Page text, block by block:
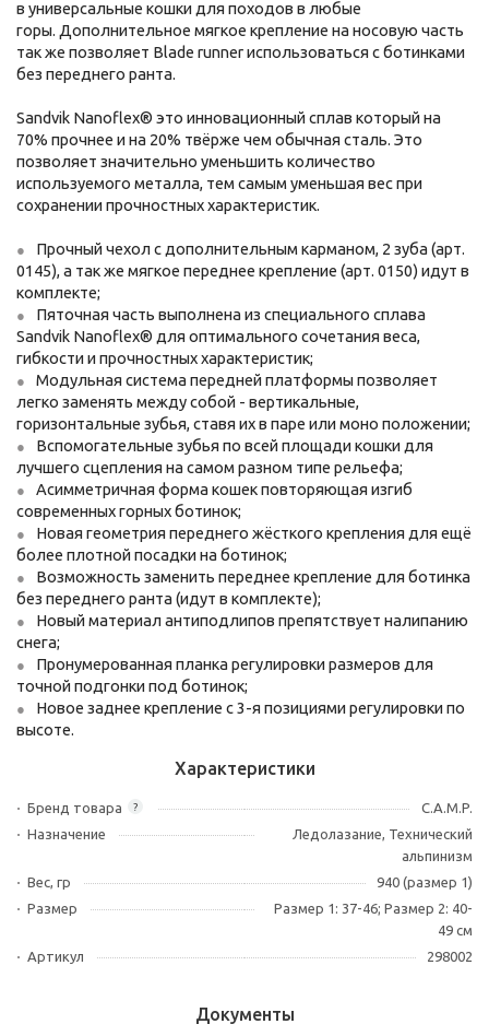
в универсальные кошки для походов в любые
горы. Дополнительное мягкое крепление на носовую часть
так же позволяет Blade runner использоваться с ботинками
без переднего ранта.
Sandvik Nanoflex® это инновационный сплав который на
70% прочнее и на 20% твёрже чем обычная сталь. Это
позволяет значительно уменьшить количество
используемого металла, тем самым уменьшая вес при
сохранении прочностных характеристик.
Прочный чехол с дополнительным карманом, 2 зуба (арт.
0145), а так же мягкое переднее крепление (арт. 0150) идут в
комплекте;
Пяточная часть выполнена из специального сплава
Sandvik Nanoflex® для оптимального сочетания веса,
гибкости и прочностных характеристик;
Модульная система передней платформы позволяет
легко заменять между собой - вертикальные,
горизонтальные зубья, ставя их в паре или моно положении;
Вспомогательные зубья по всей площади кошки для
лучшего сцепления на самом разном типе рельефа;
Асимметричная форма кошек повторяющая изгиб
современных горных ботинок;
Новая геометрия переднего жёсткого крепления для ещё
более плотной посадки на ботинок;
Возможность заменить переднее крепление для ботинка
без переднего ранта (идут в комплекте);
Новый материал антиподлипов препятствует налипанию
снега;
Пронумерованная планка регулировки размеров для
точной подгонки под ботинок;
Новое заднее крепление с 3-я позициями регулировки по
высоте.
Характеристики
?
Бренд товара
C.A.M.P.
Назначение
Ледолазание, Технический
альпинизм
Вес, гр
940 (размер 1)
Размер
Размер 1: 37-46; Размер 2: 40-
49 см
Артикул
298002
Документы